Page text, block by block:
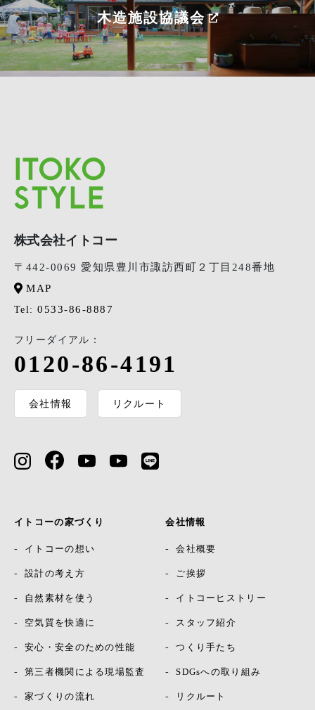
木造施設協議会
株式会社イトコー
〒442-0069 愛知県豊川市諏訪西町２丁目248番地
MAP
Tel: 0533-86-8887
フリーダイアル：
0120-86-4191
会社情報 リクルート
イトコーの家づくり
イトコーの想い
設計の考え方
自然素材を使う
空気質を快適に
安心・安全のための性能
第三者機関による現場監査
家づくりの流れ
会社情報
会社概要
ご挨拶
イトコーヒストリー
スタッフ紹介
つくり手たち
SDGsへの取り組み
リクルート